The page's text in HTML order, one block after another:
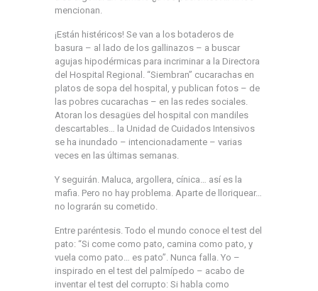
mencionan.
¡Están histéricos! Se van a los botaderos de
basura – al lado de los gallinazos – a buscar
agujas hipodérmicas para incriminar a la Directora
del Hospital Regional. “Siembran” cucarachas en
platos de sopa del hospital, y publican fotos – de
las pobres cucarachas – en las redes sociales.
Atoran los desagües del hospital con mandiles
descartables… la Unidad de Cuidados Intensivos
se ha inundado – intencionadamente – varias
veces en las últimas semanas.
Y seguirán. Maluca, argollera, cínica… así es la
mafia. Pero no hay problema. Aparte de lloriquear…
no lograrán su cometido.
Entre paréntesis. Todo el mundo conoce el test del
pato: “Si come como pato, camina como pato, y
vuela como pato… es pato”. Nunca falla. Yo –
inspirado en el test del palmípedo – acabo de
inventar el test del corrupto: Si habla como